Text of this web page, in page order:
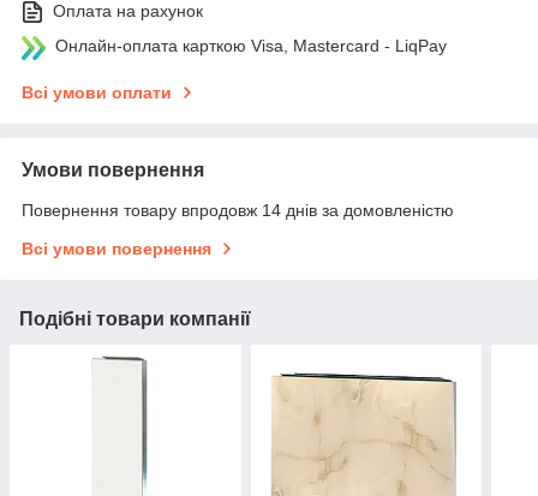
Оплата на рахунок
Онлайн-оплата карткою Visa, Mastercard - LiqPay
Всі умови оплати
Умови повернення
Повернення товару впродовж 14 днів за домовленістю
Всі умови повернення
Подібні товари компанії